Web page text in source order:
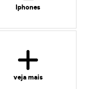
Iphones
veja mais